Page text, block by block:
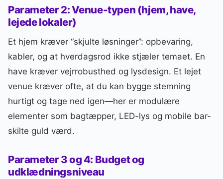
Parameter 2: Venue-typen (hjem, have,
lejede lokaler)
Et hjem kræver “skjulte løsninger”: opbevaring,
kabler, og at hverdagsrod ikke stjæler temaet. En
have kræver vejrrobusthed og lysdesign. Et lejet
venue kræver ofte, at du kan bygge stemning
hurtigt og tage ned igen—her er modulære
elementer som bagtæpper, LED-lys og mobile bar-
skilte guld værd.
Parameter 3 og 4: Budget og
udklædningsniveau